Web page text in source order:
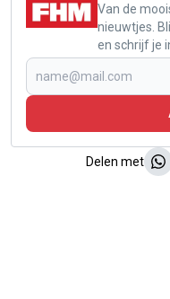
Van de
nieuwtjes.
en schrijf je
Delen met